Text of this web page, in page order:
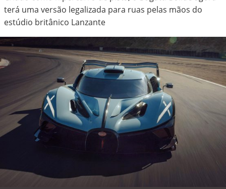
terá uma versão legalizada para ruas pelas mãos do
estúdio britânico Lanzante